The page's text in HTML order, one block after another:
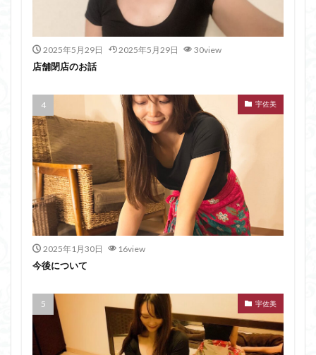
2025年5月29日 2025年5月29日 30view
店舗閉店のお話
宇佐美
2025年1月30日 16view
今後について
宇佐美